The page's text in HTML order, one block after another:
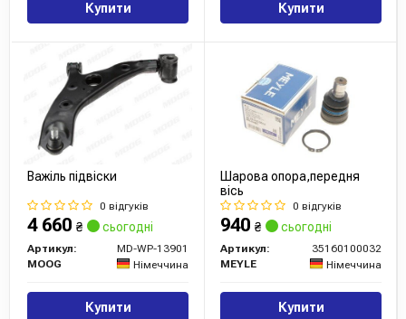
Купити Купити
Важіль підвіски
0 відгуків
4 660 ₴ сьогодні
Артикул:
MD-WP-13901
MOOG
Німеччина
Купити
Шарова опора,передня
вісь
0 відгуків
940 ₴ сьогодні
Артикул:
35160100032
MEYLE
Німеччина
Купити